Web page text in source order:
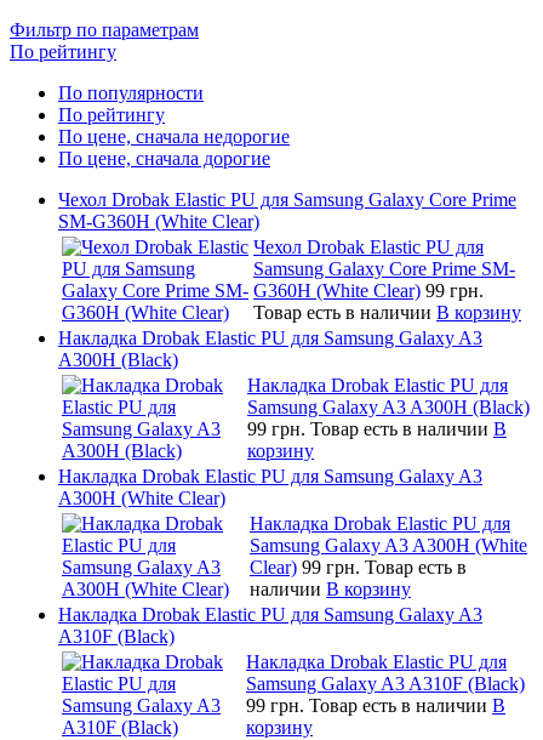
Фильтр по параметрам
По рейтингу
По популярности
По рейтингу
По цене, сначала недорогие
По цене, сначала дорогие
Чехол Drobak Elastic PU для Samsung Galaxy Core Prime
SM-G360H (White Clear)
Чехол Drobak Elastic PU для
Samsung Galaxy Core Prime SM-
G360H (White Clear) 99 грн.
Товар есть в наличии В корзину
Накладка Drobak Elastic PU для Samsung Galaxy A3
A300H (Black)
Накладка Drobak Elastic PU для
Samsung Galaxy A3 A300H (Black)
99 грн. Товар есть в наличии В
корзину
Накладка Drobak Elastic PU для Samsung Galaxy A3
A300H (White Clear)
Накладка Drobak Elastic PU для
Samsung Galaxy A3 A300H (White
Clear) 99 грн. Товар есть в
наличии В корзину
Накладка Drobak Elastic PU для Samsung Galaxy A3
A310F (Black)
Накладка Drobak Elastic PU для
Samsung Galaxy A3 A310F (Black)
99 грн. Товар есть в наличии В
корзину